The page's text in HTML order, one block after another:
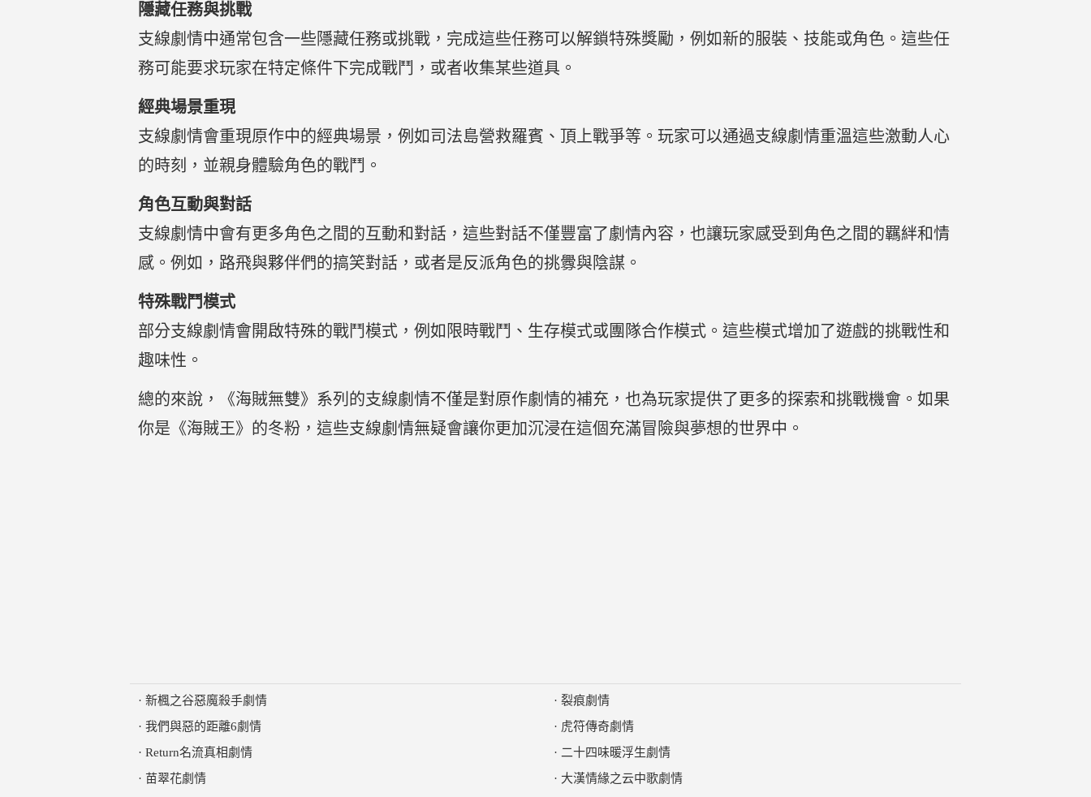
隱藏任務與挑戰
支線劇情中通常包含一些隱藏任務或挑戰，完成這些任務可以解鎖特殊獎勵，例如新的服裝、技能或角色。這些任
務可能要求玩家在特定條件下完成戰鬥，或者收集某些道具。
經典場景重現
支線劇情會重現原作中的經典場景，例如司法島營救羅賓、頂上戰爭等。玩家可以通過支線劇情重溫這些激動人心
的時刻，並親身體驗角色的戰鬥。
角色互動與對話
支線劇情中會有更多角色之間的互動和對話，這些對話不僅豐富了劇情內容，也讓玩家感受到角色之間的羈絆和情
感。例如，路飛與夥伴們的搞笑對話，或者是反派角色的挑釁與陰謀。
特殊戰鬥模式
部分支線劇情會開啟特殊的戰鬥模式，例如限時戰鬥、生存模式或團隊合作模式。這些模式增加了遊戲的挑戰性和
趣味性。
總的來說，《海賊無雙》系列的支線劇情不僅是對原作劇情的補充，也為玩家提供了更多的探索和挑戰機會。如果
你是《海賊王》的冬粉，這些支線劇情無疑會讓你更加沉浸在這個充滿冒險與夢想的世界中。
· 新楓之谷惡魔殺手劇情
· 我們與惡的距離6劇情
· Return名流真相劇情
· 苗翠花劇情
· 裂痕劇情
· 虎符傳奇劇情
· 二十四味暖浮生劇情
· 大漢情緣之云中歌劇情